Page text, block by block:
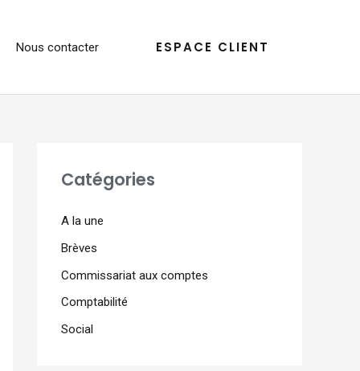
Nous contacter ESPACE CLIENT
Catégories
A la une
Brèves
Commissariat aux comptes
Comptabilité
Social